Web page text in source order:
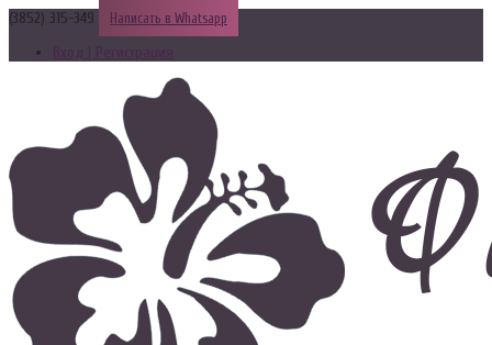
(3852) 315-349 Написать в Whatsapp
Вход | Регистрация